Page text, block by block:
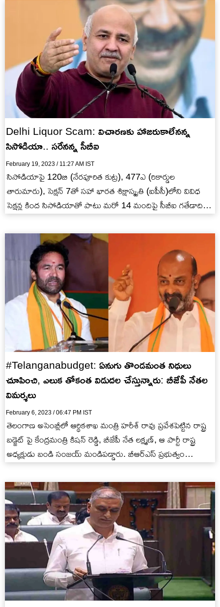
Delhi Liquor Scam: విచారణకు హాజరుకాలేనన్న
సిసోడియా.. సరేనన్న సీబీఐ
February 19, 2023 / 11:27 AM IST
సిసోడియాపై 120బి (నేరపూరిత కుట్ర), 477ఎ (రికార్డుల
తారుమారు), సెక్షన్ 7తో సహా భారత శిక్షాస్మృతి (ఐపీసీ)లోని వివిధ
సెక్షన్ల కింద సిసోడియాతో పాటు మరో 14 మందిపై సీబీఐ గతేడాది
#Telanganabudget: ఏనుగు తొండమంత నిధులు
చూపించి, ఎలుక తోకంత విడుదల చేస్తున్నారు: బీజేపీ నేతల
విమర్శలు
February 6, 2023 / 06:47 PM IST
తెలంగాణ అసెంబ్లీలో ఆర్థికశాఖ మంత్రి హరీశ్ రావు ప్రవేశపెట్టిన రాష్ట్ర
బడ్జెట్ పై కేంద్రమంత్రి కిషన్ రెడ్డి, బీజేపీ నేత లక్ష్మణ్, ఆ పార్టీ రాష్ట్ర
అధ్యక్షుడు బండి సంజయ్ మండిపడ్డారు. బీఆర్ఎస్ ప్రభుత్వం…